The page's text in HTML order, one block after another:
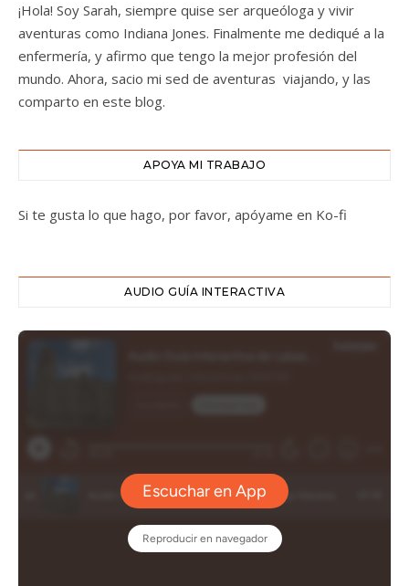
¡Hola! Soy Sarah, siempre quise ser arqueóloga y vivir
aventuras como Indiana Jones. Finalmente me dediqué a la
enfermería, y afirmo que tengo la mejor profesión del
mundo. Ahora, sacio mi sed de aventuras viajando, y las
comparto en este blog.
APOYA MI TRABAJO
Si te gusta lo que hago, por favor, apóyame en Ko-fi
AUDIO GUÍA INTERACTIVA